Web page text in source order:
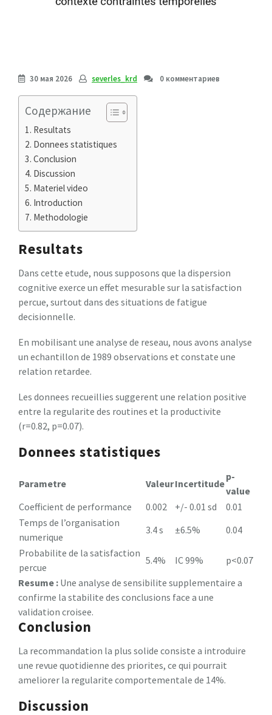
30 мая 2026 severles_krd 0 комментариев
Содержание
Resultats
Donnees statistiques
Conclusion
Discussion
Materiel video
Introduction
Methodologie
Resultats
Dans cette etude, nous supposons que la dispersion
cognitive exerce un effet mesurable sur la satisfaction
percue, surtout dans des situations de fatigue
decisionnelle.
En mobilisant une analyse de reseau, nous avons analyse
un echantillon de 1989 observations et constate une
relation retardee.
Les donnees recueillies suggerent une relation positive
entre la regularite des routines et la productivite
(r=0.82, p=0.07).
Donnees statistiques
Parametre ValeurIncertitude
p-
value
Coefficient de performance
0.002 +/- 0.01 sd
0.01
Temps de l’organisation
numerique
3.4 s ±6.5%
0.04
Probabilite de la satisfaction
percue
5.4% IC 99%
p<0.07
Resume : Une analyse de sensibilite supplementaire a
confirme la stabilite des conclusions face a une
validation croisee.
Conclusion
La recommandation la plus solide consiste a introduire
une revue quotidienne des priorites, ce qui pourrait
ameliorer la regularite comportementale de 14%.
Discussion